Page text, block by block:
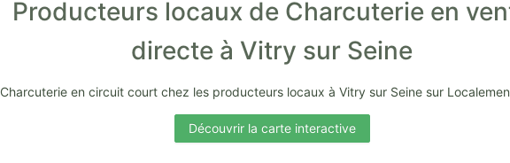
Producteurs locaux de Charcuterie en
directe à Vitry sur Seine
Charcuterie en circuit court chez les producteurs locaux à Vitry sur Seine sur
Découvrir la carte interactive